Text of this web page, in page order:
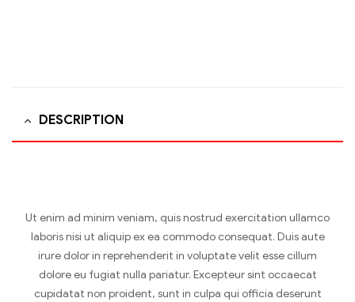
DESCRIPTION
Ut enim ad minim veniam, quis nostrud exercitation ullamco
laboris nisi ut aliquip ex ea commodo consequat. Duis aute
irure dolor in reprehenderit in voluptate velit esse cillum
dolore eu fugiat nulla pariatur. Excepteur sint occaecat
cupidatat non proident, sunt in culpa qui officia deserunt